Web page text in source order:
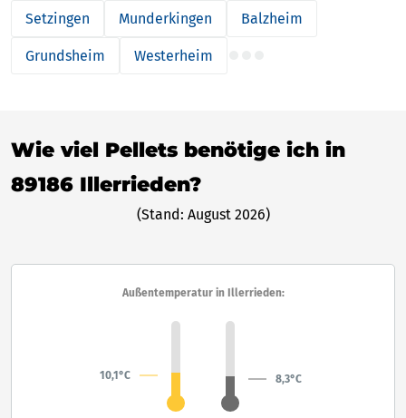
Setzingen Munderkingen Balzheim
Grundsheim Westerheim
Wie viel Pellets benötige ich in
89186 Illerrieden?
(Stand: August 2026)
Außentemperatur in Illerrieden:
10,1°C 8,3°C